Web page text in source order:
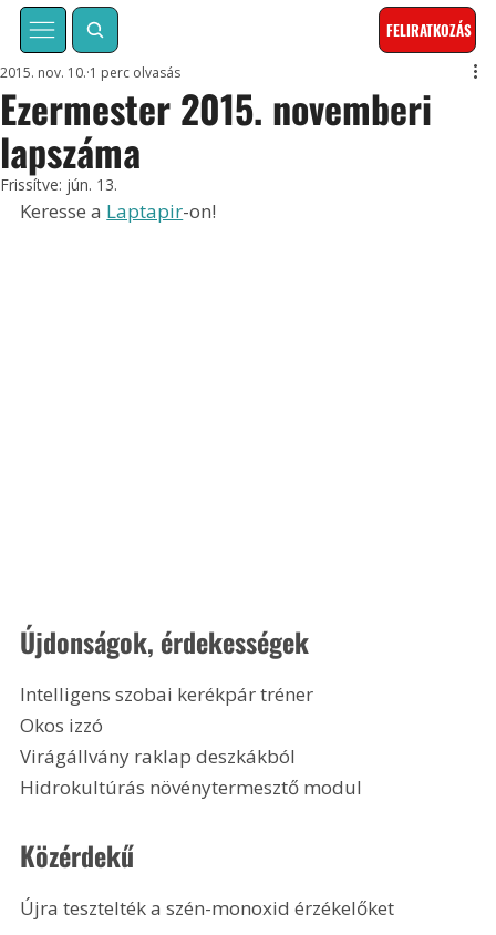
FELIRATKOZÁS
Ezermester 2015. novemberi
lapszáma
2015. nov. 10. 1 perc olvasás
Frissítve: jún. 13.
Keresse a Laptapir-on!
Újdonságok, érdekességek
Intelligens szobai kerékpár tréner
Okos izzó
Virágállvány raklap deszkákból
Hidrokultúrás növénytermesztő modul
Közérdekű
Újra tesztelték a szén-monoxid érzékelőket